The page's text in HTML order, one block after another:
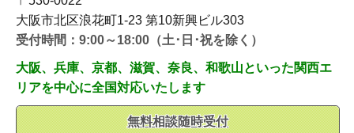
大阪市北区浪花町1-23 第10新興ビル303
受付時間：9:00～18:00（土･日･祝を除く）
大阪、兵庫、京都、滋賀、奈良、和歌山といった関西エ
リアを中心に全国対応いたします
無料相談随時受付